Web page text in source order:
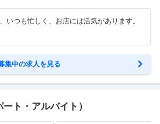
いつも忙しく、お店には活気があります。
集中の求人を見る
ート・アルバイト）